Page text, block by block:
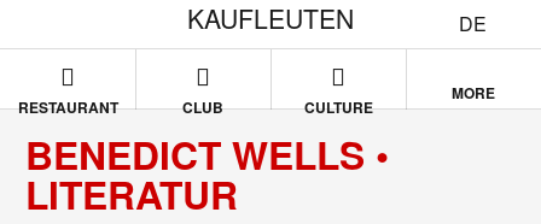
DE
KAUFLEUTEN
RESTAURANT CLUB CULTURE
MORE
BENEDICT WELLS •
LITERATUR